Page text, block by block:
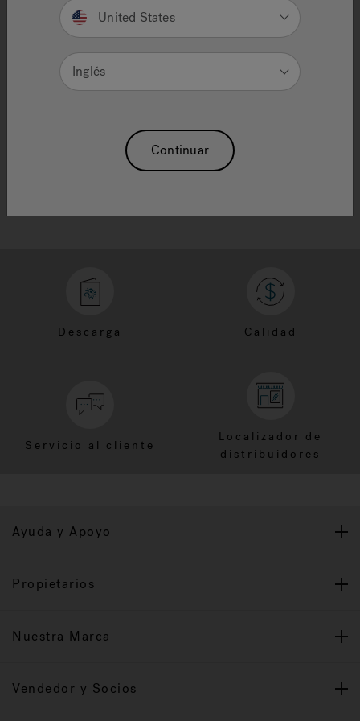
and refine results.
If you are looking for a specific item from a
promotion or ad, enter the search term or
product ID as shown.
Need Additional Info, please contact our
Descarga Calidad
Servicio al cliente
Localizador de
distribuidores
Ayuda y Apoyo
Propietarios
Nuestra Marca
Vendedor y Socios
United States
Inglés
Continuar